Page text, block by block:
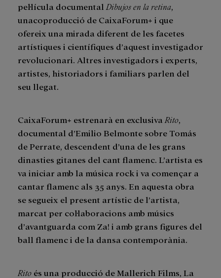
pel·lícula documental Dibujos en la retina
unacoproducció de CaixaForum+ i que
ofereix una mirada diferent de les facetes
artístiques i científiques d’aquest investigador
revolucionari. Altres investigadors i experts,
artistes, historiadors i familiars parlen del
seu llegat.
CaixaForum+ estrenarà en exclusiva Rito
documental d’Emilio Belmonte sobre Tomás
de Perrate, descendent d’una de les grans
dinasties gitanes del cant flamenc. L’artista es
va iniciar amb la música rock i va començar a
cantar flamenc als 35 anys. En aquesta obra
se segueix el present artístic de l’artista,
marcat per col·laboracions amb músics
d’avantguarda com Za! i amb grans figures del
ball flamenc i de la dansa contemporània.
Rito és una producció de Mallerich Films, La